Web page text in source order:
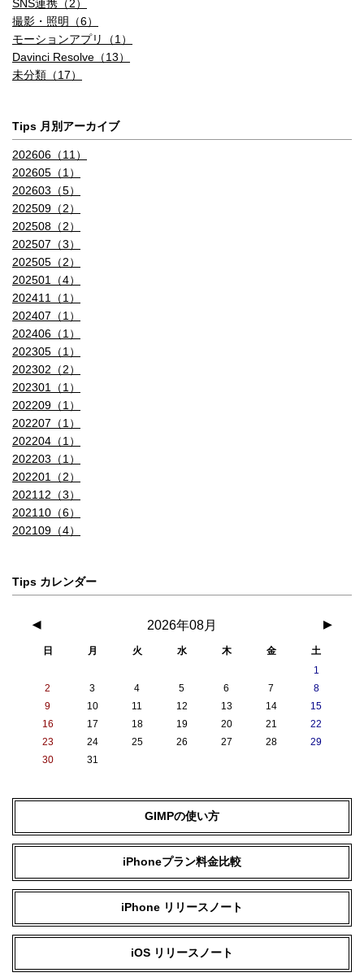
SNS連携（2）
撮影・照明（6）
モーションアプリ（1）
Davinci Resolve（13）
未分類（17）
Tips 月別アーカイブ
202606（11）
202605（1）
202603（5）
202509（2）
202508（2）
202507（3）
202505（2）
202501（4）
202411（1）
202407（1）
202406（1）
202305（1）
202302（2）
202301（1）
202209（1）
202207（1）
202204（1）
202203（1）
202201（2）
202112（3）
202110（6）
202109（4）
Tips カレンダー
2026年08月
◀ ▶
日 月 火 水 木 金
土
1
2
3 4 5 6 7
8
9
10 11 12 13 14
15
16
17 18 19 20 21
22
23
24 25 26 27 28
29
30
31
GIMPの使い方
iPhoneプラン料金比較
iPhone リリースノート
iOS リリースノート